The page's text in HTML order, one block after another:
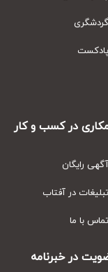
در کسب و کار
رایگان
در آفتاب
با ما
در خبرنامه